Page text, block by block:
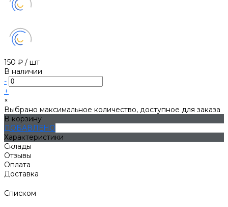
150 ₽ / шт
В наличии
-
+
×
Выбрано максимальное количество, доступное для заказа
В корзину
ДОБАВЛЕНО
Характеристики
Склады
Отзывы
Оплата
Доставка
Списком